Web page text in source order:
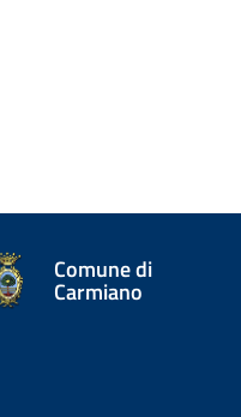
Comune di
Carmiano